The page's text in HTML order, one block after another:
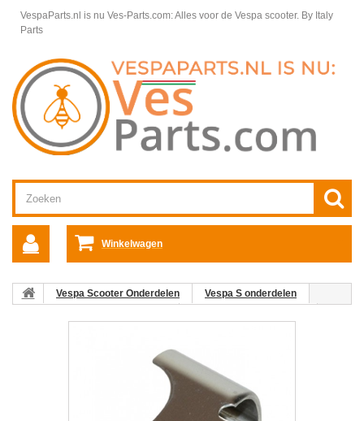
VespaParts.nl is nu Ves-Parts.com: Alles voor de Vespa scooter. By Italy
Parts
Winkelwagen
Vespa Scooter Onderdelen
Vespa S onderdelen